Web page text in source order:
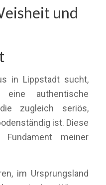
und
in Lippstadt sucht,
authentische
zugleich seriös,
ist. Diese
meiner
im Ursprungsland